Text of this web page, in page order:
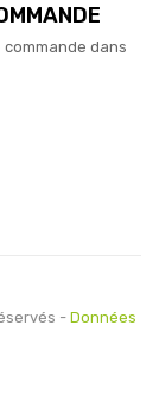
dans
- Données